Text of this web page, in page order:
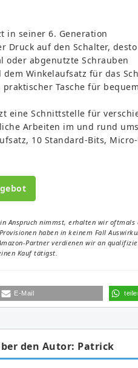
in seiner 6. Generation
Druck auf den Schalter,
oder abgenutzte Schrauben
Winkelaufsatz für das
Tasche für
eine Schnittstelle für
Arbeiten im und rund
10 Standard-Bits, Micro-
Anspruch nimmst, erhalten wir
haben in keinem Fall
Partner verdienen wir an
Kauf tätigst.
E-Mail
den Autor: Patrick